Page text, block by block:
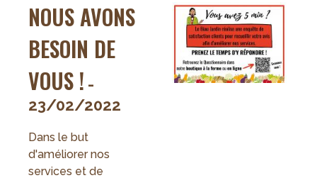
NOUS AVONS
BESOIN DE
VOUS ! -
23/02/2022
Dans le but
d'améliorer nos
services et de